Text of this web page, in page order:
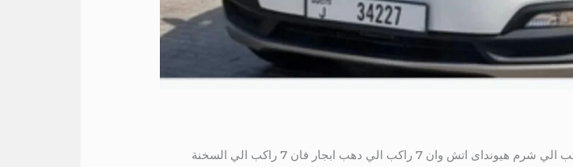
ايجار هيونداى 7 راكب الي شرم 01016549043 ايجار هيونداى 7 راكب الي شرم هيونداى اتش وان 7 راكب الي دهب ابجار فان 7 راكب الي السخنة